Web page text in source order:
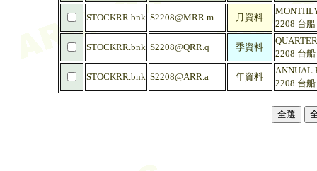
STOCKRR.bnk S2208@MRR.m 月資料
2208 台
STOCKRR.bnk S2208@QRR.q 季資料
2208 台
STOCKRR.bnk S2208@ARR.a 年資料
ANNUAL
2208 台